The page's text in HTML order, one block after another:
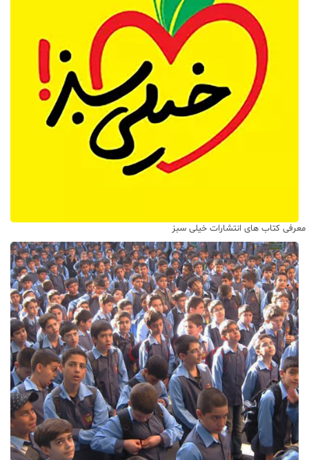
معرفی کتاب های انتشارات خیلی سبز